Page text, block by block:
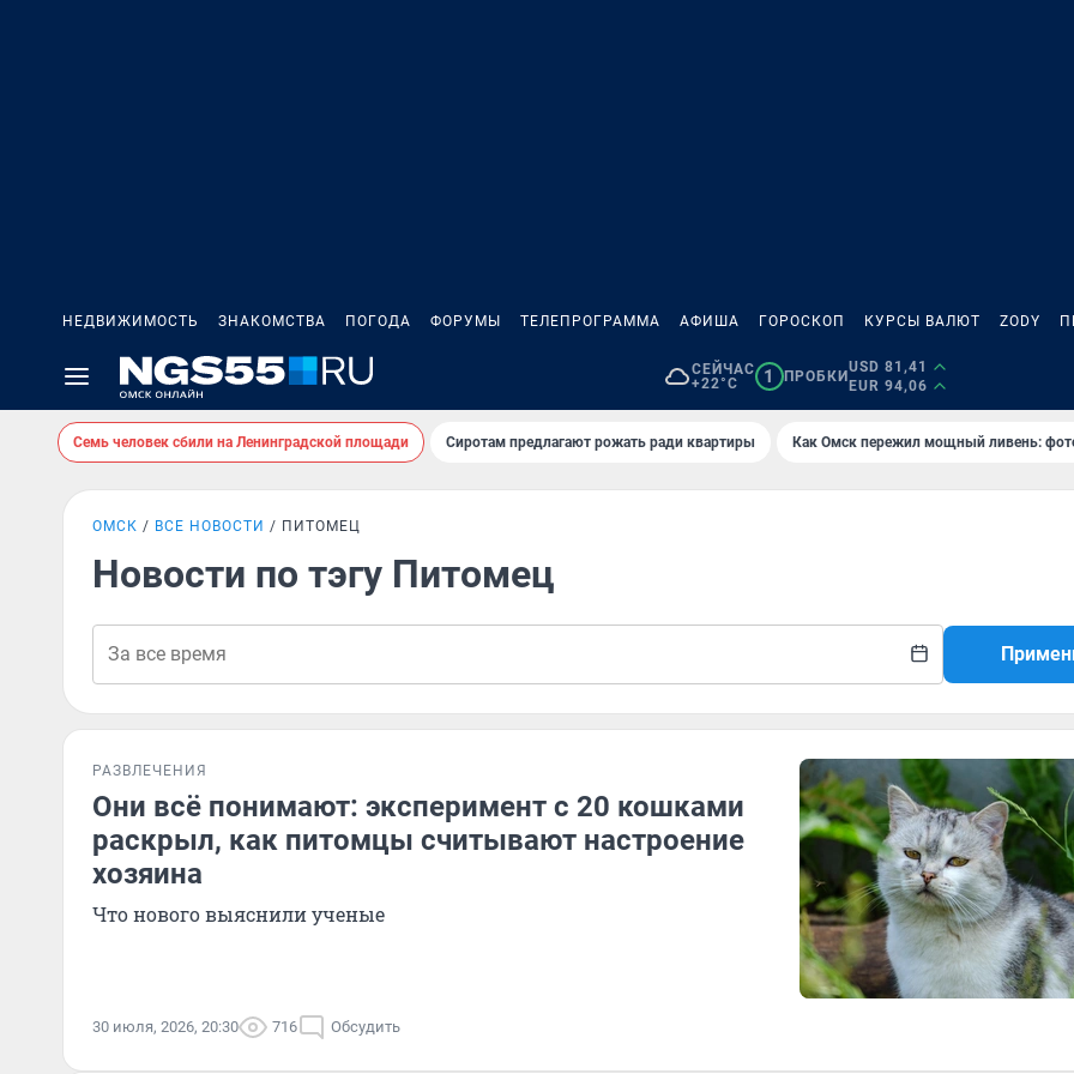
НЕДВИЖИМОСТЬ ЗНАКОМСТВА ПОГОДА ФОРУМЫ ТЕЛЕПРОГРАММА АФИША ГОРОСКОП КУРСЫ ВАЛЮТ ZODY
СЕЙЧАС
+22°C
1 ПРОБКИ
USD 81,41
EUR 94,06
Семь человек сбили на Ленинградской площади Сиротам предлагают рожать ради квартиры Как Омск пережил мощный ливень:
ОМСК ВСЕ НОВОСТИ ПИТОМЕЦ
Новости по тэгу Питомец
РАЗВЛЕЧЕНИЯ
Они всё понимают: эксперимент с 20 кошками
раскрыл, как питомцы считывают настроение
хозяина
Что нового выяснили ученые
30 июля, 2026, 20:30 716 Обсудить